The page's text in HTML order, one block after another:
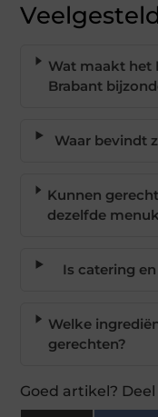
Wat maakt het
Brabant
Waar bevindt
Kunnen
dezelfde
Is catering
Welke
gerechten?
Goed artikel?